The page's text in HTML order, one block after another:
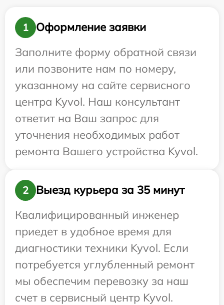
1
Оформление заявки
Заполните форму обратной связи
или позвоните нам по номеру,
указанному на сайте сервисного
центра Kyvol. Наш консультант
ответит на Ваш запрос для
уточнения необходимых работ
ремонта Вашего устройства Kyvol.
2
Выезд курьера за 35 минут
Квалифицированный инженер
приедет в удобное время для
диагностики техники Kyvol. Если
потребуется углубленный ремонт
мы обеспечим перевозку за наш
счет в сервисный центр Kyvol.